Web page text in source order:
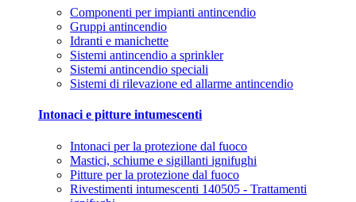
Componenti per impianti antincendio
Gruppi antincendio
Idranti e manichette
Sistemi antincendio a sprinkler
Sistemi antincendio speciali
Sistemi di rilevazione ed allarme antincendio
Intonaci e pitture intumescenti
Intonaci per la protezione dal fuoco
Mastici, schiume e sigillanti ignifughi
Pitture per la protezione dal fuoco
Rivestimenti intumescenti 140505 - Trattamenti